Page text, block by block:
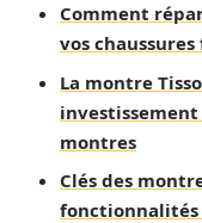
Comment
vos
La montre
montres
Clés des
fonctionnalités